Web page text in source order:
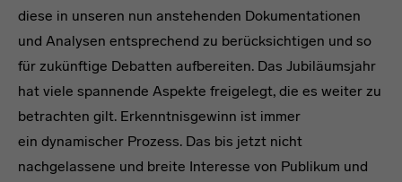
diese in unseren nun anstehenden Dokumentationen
und Analysen entsprechend zu berücksichtigen und so
für zukünftige Debatten aufbereiten. Das Jubiläumsjahr
hat viele spannende Aspekte freigelegt, die es weiter zu
betrachten gilt. Erkenntnisgewinn ist immer
ein dynamischer Prozess. Das bis jetzt nicht
nachgelassene und breite Interesse von Publikum und